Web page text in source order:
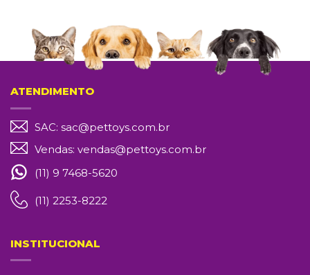
ATENDIMENTO
SAC: sac@pettoys.com.br
Vendas: vendas@pettoys.com.br
(11) 9 7468-5620
(11) 2253-8222
INSTITUCIONAL